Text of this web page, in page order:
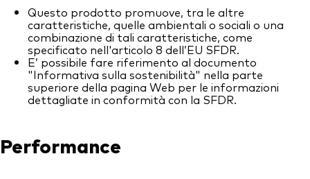
Questo prodotto promuove, tra le altre
caratteristiche, quelle ambientali o sociali o una
combinazione di tali caratteristiche, come
specificato nell'articolo 8 dell’EU SFDR.
E’ possibile fare riferimento al documento
"Informativa sulla sostenibilità" nella parte
superiore della pagina Web per le informazioni
dettagliate in conformità con la SFDR.
Performance